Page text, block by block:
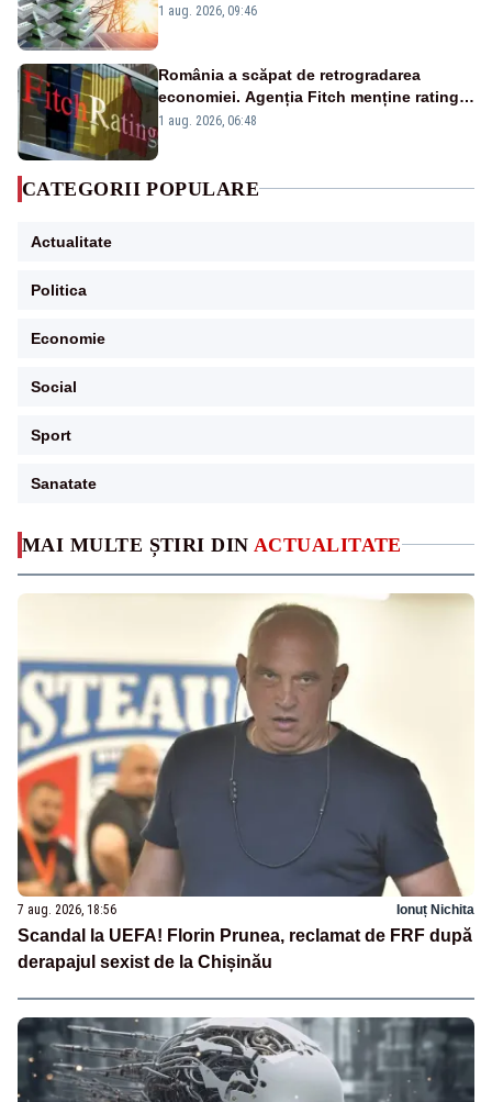
MAI MULTE ȘTIRI DIN ACTUALITATE
7 aug. 2026, 18:56 Ionuț Nichita
Scandal la UEFA! Florin Prunea, reclamat de FRF după
derapajul sexist de la Chișinău
Analiză Realitatea Plus
1 aug. 2026, 09:46
România a scăpat de retrogradarea
economiei. Agenția Fitch menține ratingul
„BBB-” cu perspectivă negativă
1 aug. 2026, 06:48
CATEGORII POPULARE
Actualitate
Politica
Economie
Social
Sport
Sanatate